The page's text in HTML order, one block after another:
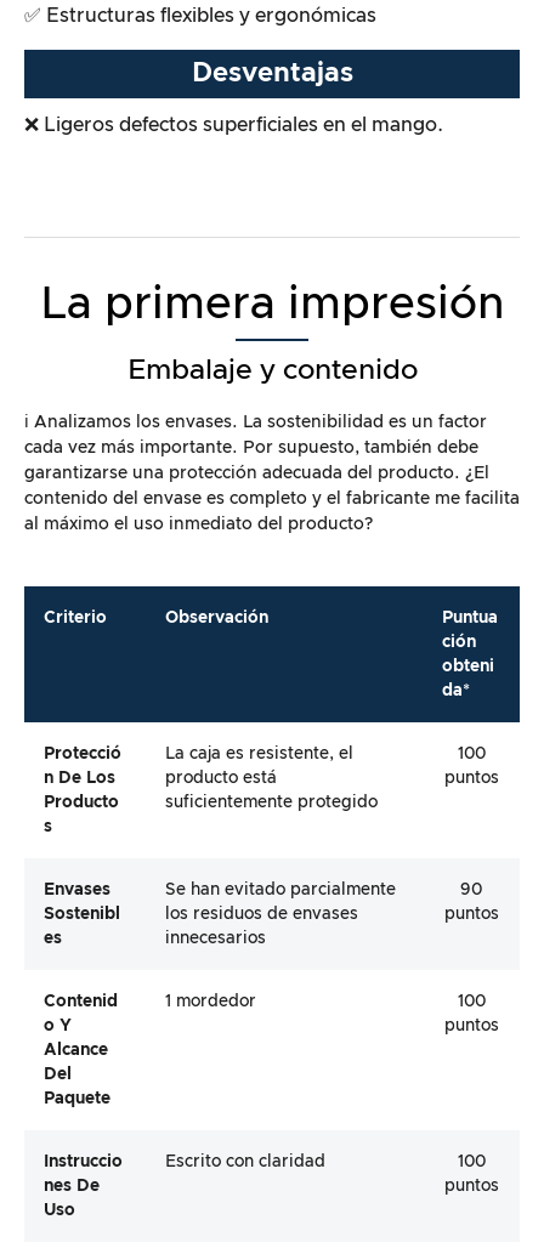
✅ Estructuras flexibles y ergonómicas
Desventajas
❌ Ligeros defectos superficiales en el mango.
La primera impresión
Embalaje y contenido
ℹ️ Analizamos los envases. La sostenibilidad es un factor
cada vez más importante. Por supuesto, también debe
garantizarse una protección adecuada del producto. ¿El
contenido del envase es completo y el fabricante me facilita
al máximo el uso inmediato del producto?
Criterio Observación
Puntua
ción
obteni
da*
Protecció
N De Los
Producto
S
La caja es resistente, el
producto está
suficientemente protegido
100
puntos
Envases
Sostenibl
Es
Se han evitado parcialmente
los residuos de envases
innecesarios
90
puntos
Contenid
O Y
Alcance
Del
Paquete
1 mordedor
100
puntos
Instruccio
Nes De
Uso
Escrito con claridad
100
puntos